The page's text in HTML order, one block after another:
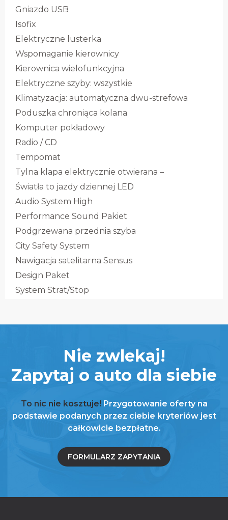
Gniazdo USB
Isofix
Elektryczne lusterka
Wspomaganie kierownicy
Kierownica wielofunkcyjna
Elektryczne szyby: wszystkie
Klimatyzacja: automatyczna dwu-strefowa
Poduszka chroniąca kolana
Komputer pokładowy
Radio / CD
Tempomat
Tylna klapa elektrycznie otwierana –
Światła to jazdy dziennej LED
Audio System High
Performance Sound Pakiet
Podgrzewana przednia szyba
City Safety System
Nawigacja satelitarna Sensus
Design Paket
System Strat/Stop
Nie zwlekaj!
Zapytaj o auto dla siebie
To nic nie kosztuje! Przygotowanie oferty na
podstawie podanych przez ciebie kryteriów jest
całkowicie bezpłatne.
FORMULARZ ZAPYTANIA